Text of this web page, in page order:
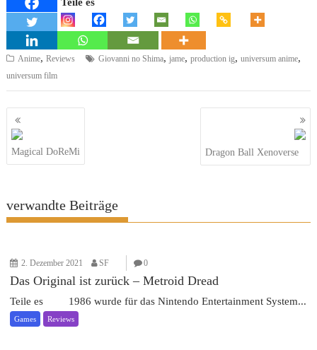
Anime,Reviews Giovanni no Shima,jame,production ig,universum anime,
universum film
Beitragsnavigation
Magical DoReMi Dragon Ball Xenoverse
verwandte Beiträge
2. Dezember 2021 SF 0
Das Original ist zurück – Metroid Dread
Teile es 1986 wurde für das Nintendo Entertainment System...
Games Reviews